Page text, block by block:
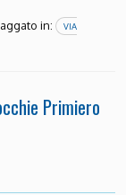
in:
VIA
Primiero